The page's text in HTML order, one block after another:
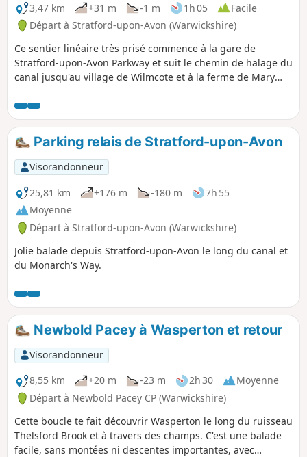
3,47 km
+31 m -1 m 1h 05
Facile
Départ à Stratford-upon-Avon (Warwickshire)
Ce sentier linéaire très prisé commence à la gare de
Stratford-upon-Avon Parkway et suit le chemin de halage du
canal jusqu'au village de Wilmcote et à la ferme de Mary
du canal de Stratford-upon-Avon jusqu'à Wilmcote, la
maison familiale de la mère de Shakespeare.
Parking relais de Stratford-upon-Avon
Visorandonneur
25,81 km
+176 m -180 m
7h 55
Moyenne
Départ à Stratford-upon-Avon (Warwickshire)
Jolie balade depuis Stratford-upon-Avon le long du canal et
du Monarch's Way.
Newbold Pacey à Wasperton et retour
Visorandonneur
8,55 km
+20 m -23 m 2h 30
Moyenne
Départ à Newbold Pacey CP (Warwickshire)
Cette boucle te fait découvrir Wasperton le long du ruisseau
Thelsford Brook et à travers des champs. C'est une balade
facile, sans montées ni descentes importantes, avec